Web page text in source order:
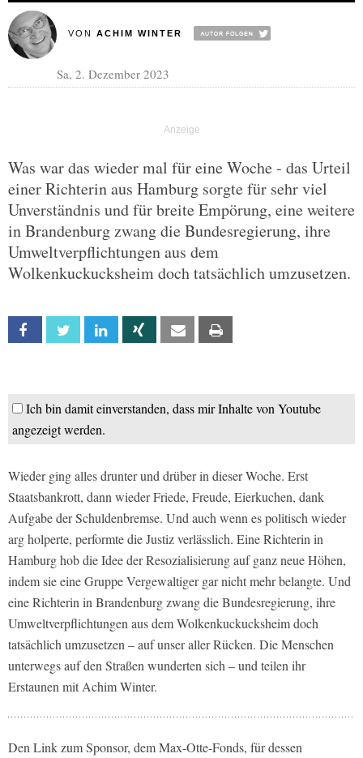
VON ACHIM WINTER
Sa, 2. Dezember 2023
Was war das wieder mal für eine Woche - das Urteil
einer Richterin aus Hamburg sorgte für sehr viel
Unverständnis und für breite Empörung, eine weitere
in Brandenburg zwang die Bundesregierung, ihre
Umweltverpflichtungen aus dem
Wolkenkuckucksheim doch tatsächlich umzusetzen.
Facebook Twitter Linkedin Xing Email
Ich bin damit einverstanden, dass mir Inhalte von Youtube
angezeigt werden.
Wieder ging alles drunter und drüber in dieser Woche. Erst
Staatsbankrott, dann wieder Friede, Freude, Eierkuchen, dank
Aufgabe der Schuldenbremse. Und auch wenn es politisch wieder
arg holperte, performte die Justiz verlässlich. Eine Richterin in
Hamburg hob die Idee der Resozialisierung auf ganz neue Höhen,
indem sie eine Gruppe Vergewaltiger gar nicht mehr belangte. Und
eine Richterin in Brandenburg zwang die Bundesregierung, ihre
Umweltverpflichtungen aus dem Wolkenkuckucksheim doch
tatsächlich umzusetzen – auf unser aller Rücken. Die Menschen
unterwegs auf den Straßen wunderten sich – und teilen ihr
Erstaunen mit Achim Winter.
Den Link zum Sponsor, dem Max-Otte-Fonds, für dessen